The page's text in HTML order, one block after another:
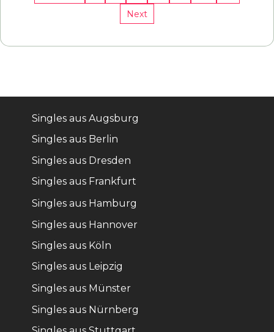
Singles aus Augsburg
Singles aus Berlin
Singles aus Dresden
Singles aus Frankfurt
Singles aus Hamburg
Singles aus Hannover
Singles aus Köln
Singles aus Leipzig
Singles aus Münster
Singles aus Nürnberg